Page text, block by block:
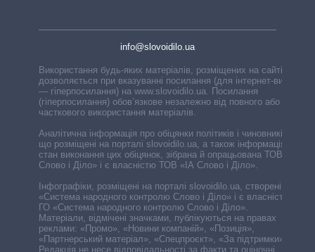
info@slovoidilo.ua
Використання будь-яких матеріалів, розміщених на сайті,
дозволяється при вказуванні посилання (для інтернет-видань
— гіперпосилання) на www.slovoidilo.ua. Посилання
(гіперпосилання) обов’язкове незалежно від повного або
часткового використання матеріалів.
Аналітична інформація про обіцянки політиків і чиновників,
що розміщені на порталі slovoidilo.ua, а також інформація про
стан виконання цих обіцянок, зібрана й опрацьована ТОВ «ІА
Слово і Діло» і є власністю ТОВ «ІА Слово і Діло».
Інфографіки, розміщені на порталі slovoidilo.ua, створені ГО
«Система народного контролю Слово і Діло» і є власністю
ГО «Система народного контролю Слово і Діло».
Матеріали, відмічені значками, публікуються на правах
реклами: «Промо», «Новини компаній», «Позиція»,
«Партнерський матеріал», «Спецпроєкт», «За підтримки».
Редакція не несе відповідальності за факти та оціночні